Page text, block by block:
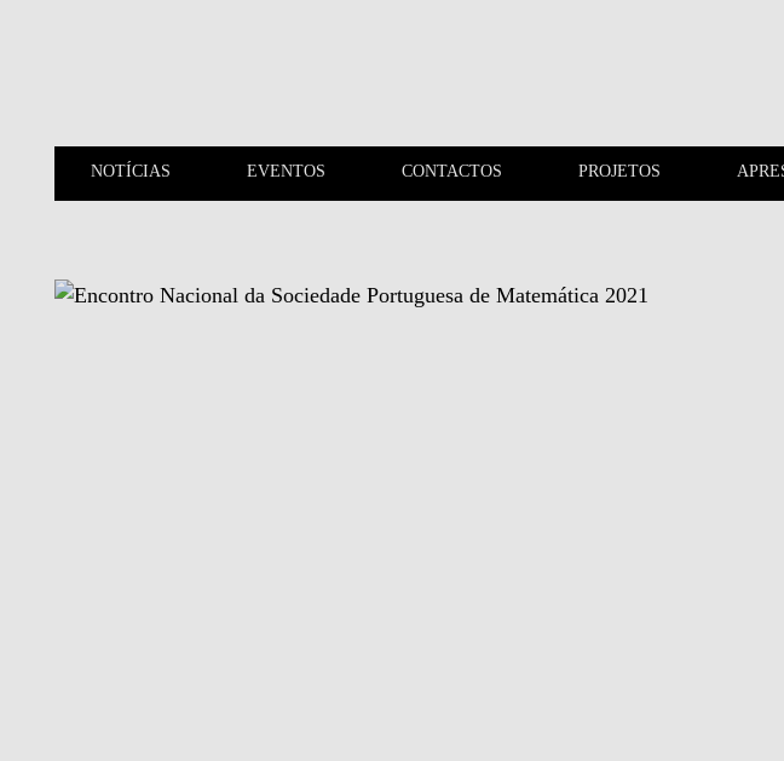
NOTÍCIAS EVENTOS CONTACTOS PROJETOS